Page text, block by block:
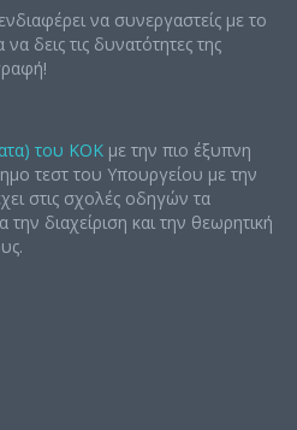
να συνεργαστείς με το
να δεις τις δυνατότητες της
του ΚΟΚ με την πιο έξυπνη
τεστ του Υπουργείου με την
στις σχολές οδηγών τα
την διαχείριση και την θεωρητική